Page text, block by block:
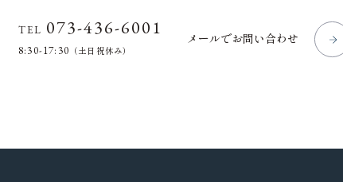
TEL 073-436-6001
8:30-17:30 （土日祝休み）
メールでお問い合わせ